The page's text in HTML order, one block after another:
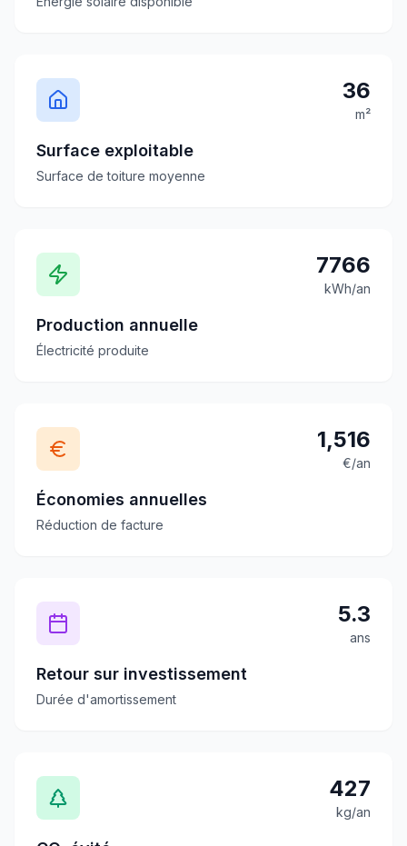
36
m²
Surface exploitable
Surface de toiture moyenne
7766
kWh/an
Production annuelle
Électricité produite
1,516
€/an
Économies annuelles
Réduction de facture
5.3
ans
Retour sur investissement
Durée d'amortissement
427
kg/an